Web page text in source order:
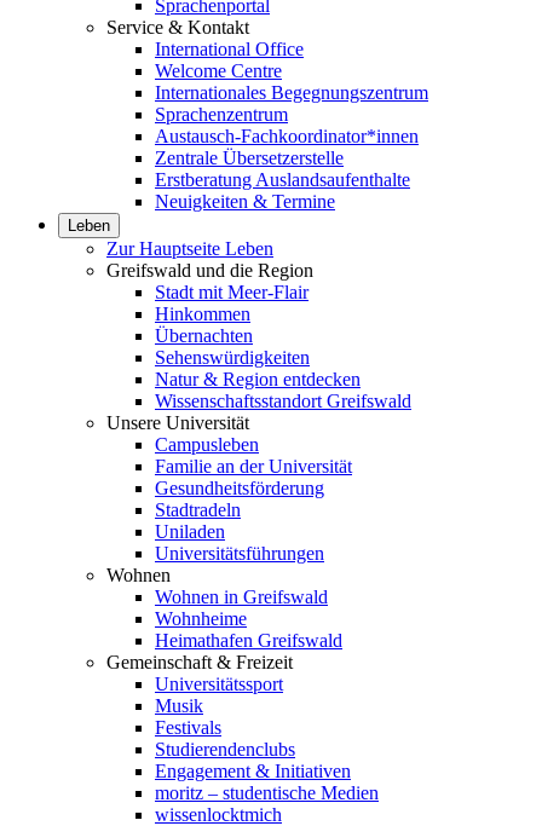
Sprachenportal
Service & Kontakt
International Office
Welcome Centre
Internationales Begegnungszentrum
Sprachenzentrum
Austausch-Fachkoordinator*innen
Zentrale Übersetzerstelle
Erstberatung Auslandsaufenthalte
Neuigkeiten & Termine
Leben
Zur Hauptseite Leben
Greifswald und die Region
Stadt mit Meer-Flair
Hinkommen
Übernachten
Sehenswürdigkeiten
Natur & Region entdecken
Wissenschaftsstandort Greifswald
Unsere Universität
Campusleben
Familie an der Universität
Gesundheitsförderung
Stadtradeln
Uniladen
Universitätsführungen
Wohnen
Wohnen in Greifswald
Wohnheime
Heimathafen Greifswald
Gemeinschaft & Freizeit
Universitätssport
Musik
Festivals
Studierendenclubs
Engagement & Initiativen
moritz – studentische Medien
wissenlocktmich